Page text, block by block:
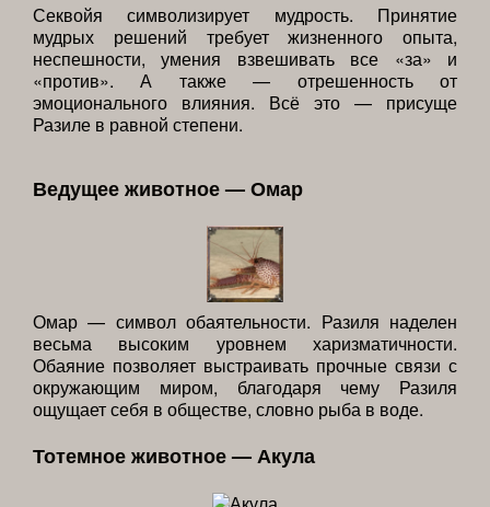
Секвойя символизирует мудрость. Принятие
мудрых решений требует жизненного опыта,
неспешности, умения взвешивать все «за» и
«против». А также — отрешенность от
эмоционального влияния. Всё это — присуще
Разиле в равной степени.
Ведущее животное — Омар
Омар — символ обаятельности. Разиля наделен
весьма высоким уровнем харизматичности.
Обаяние позволяет выстраивать прочные связи с
окружающим миром, благодаря чему Разиля
ощущает себя в обществе, словно рыба в воде.
Тотемное животное — Акула